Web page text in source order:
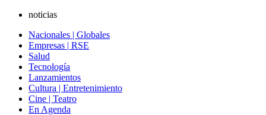
noticias
Nacionales | Globales
Empresas | RSE
Salud
Tecnología
Lanzamientos
Cultura | Entretenimiento
Cine | Teatro
En Agenda